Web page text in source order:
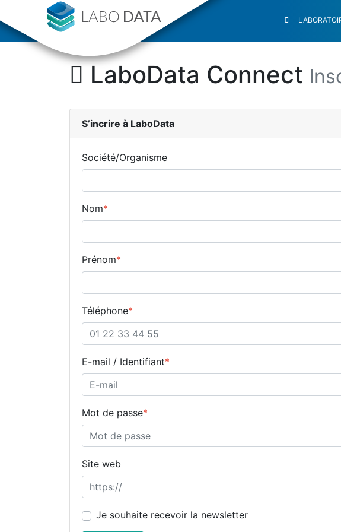
LaboData Connect
S’incrire à LaboData
Société/Organisme
Nom*
Prénom*
Téléphone*
E-mail / Identifiant*
Mot de passe*
Site web
Je souhaite recevoir la newsletter